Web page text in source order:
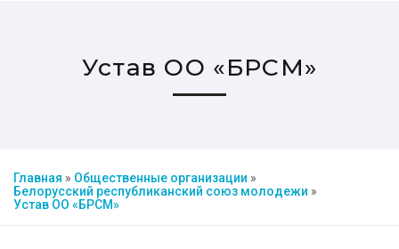
Устав ОО «БРСМ»
Главная » Общественные организации »
Белорусский республиканский союз молодежи »
Устав ОО «БРСМ»